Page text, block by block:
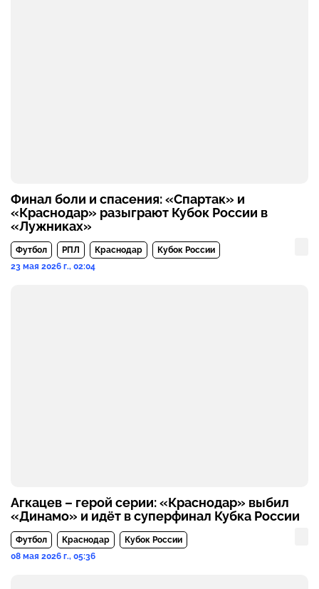
Финал боли и спасения: «Спартак» и
«Краснодар» разыграют Кубок России в
«Лужниках»
Футбол РПЛ Краснодар
Кубок России
23 мая 2026 г., 02:04
Агкацев – герой серии: «Краснодар» выбил
«Динамо» и идёт в суперфинал Кубка России
Футбол Краснодар
Кубок России
08 мая 2026 г., 05:36